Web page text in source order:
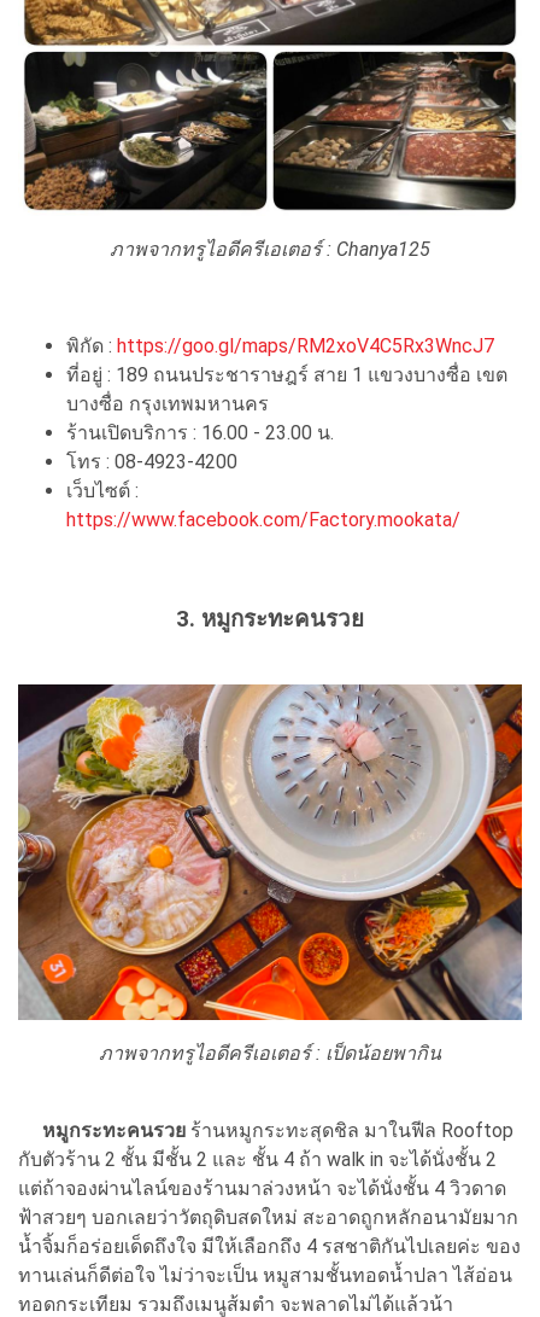
ภาพจากทรูไอดีครีเอเตอร์ : Chanya125
พิกัด : https://goo.gl/maps/RM2xoV4C5Rx3WncJ7
ที่อยู่ : 189 ถนนประชาราษฎร์ สาย 1 แขวงบางซื่อ เขต
บางซื่อ กรุงเทพมหานคร
ร้านเปิดบริการ : 16.00 - 23.00 น.
โทร : 08-4923-4200
เว็บไซต์ :
https://www.facebook.com/Factory.mookata/
3. หมูกระทะคนรวย
ภาพจากทรูไอดีครีเอเตอร์ : เป็ดน้อยพากิน
หมูกระทะคนรวย ร้านหมูกระทะสุดชิล มาในฟีล Rooftop
กับตัวร้าน 2 ชั้น มีชั้น 2 และ ชั้น 4 ถ้า walk in จะได้นั่งชั้น 2
แต่ถ้าจองผ่านไลน์ของร้านมาล่วงหน้า จะได้นั่งชั้น 4 วิวดาด
ฟ้าสวยๆ บอกเลยว่าวัตถุดิบสดใหม่ สะอาดถูกหลักอนามัยมาก
น้ำจิ้มก็อร่อยเด็ดถึงใจ มีให้เลือกถึง 4 รสชาติกันไปเลยค่ะ ของ
ทานเล่นก็ดีต่อใจ ไม่ว่าจะเป็น หมูสามชั้นทอดน้ำปลา ไส้อ่อน
ทอดกระเทียม รวมถึงเมนูส้มตำ จะพลาดไม่ได้แล้วน้า